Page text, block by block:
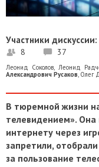
Участники дискуссии:
8 37
Леонид Соколов Леонид
Александрович Русаков Олег
В тюремной жизни
телевидением». Она
интернету через
запретили,
за пользование